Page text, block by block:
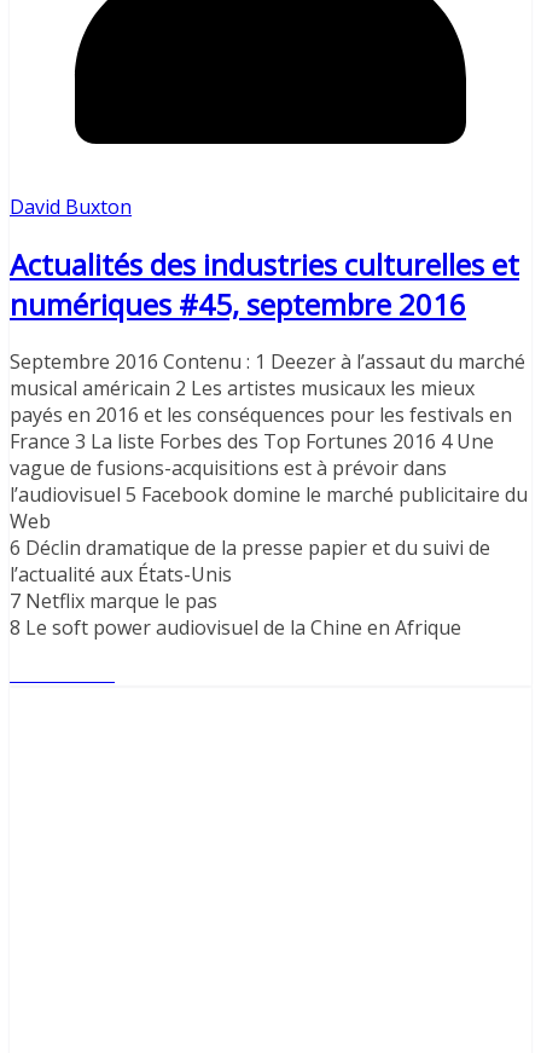
David Buxton
Actualités des industries culturelles et
numériques #45, septembre 2016
Septembre 2016 Contenu : 1 Deezer à l’assaut du marché
musical américain 2 Les artistes musicaux les mieux
payés en 2016 et les conséquences pour les festivals en
France 3 La liste Forbes des Top Fortunes 2016 4 Une
vague de fusions-acquisitions est à prévoir dans
l’audiovisuel 5 Facebook domine le marché publicitaire du
Web
6 Déclin dramatique de la presse papier et du suivi de
l’actualité aux États-Unis
7 Netflix marque le pas
8 Le soft power audiovisuel de la Chine en Afrique